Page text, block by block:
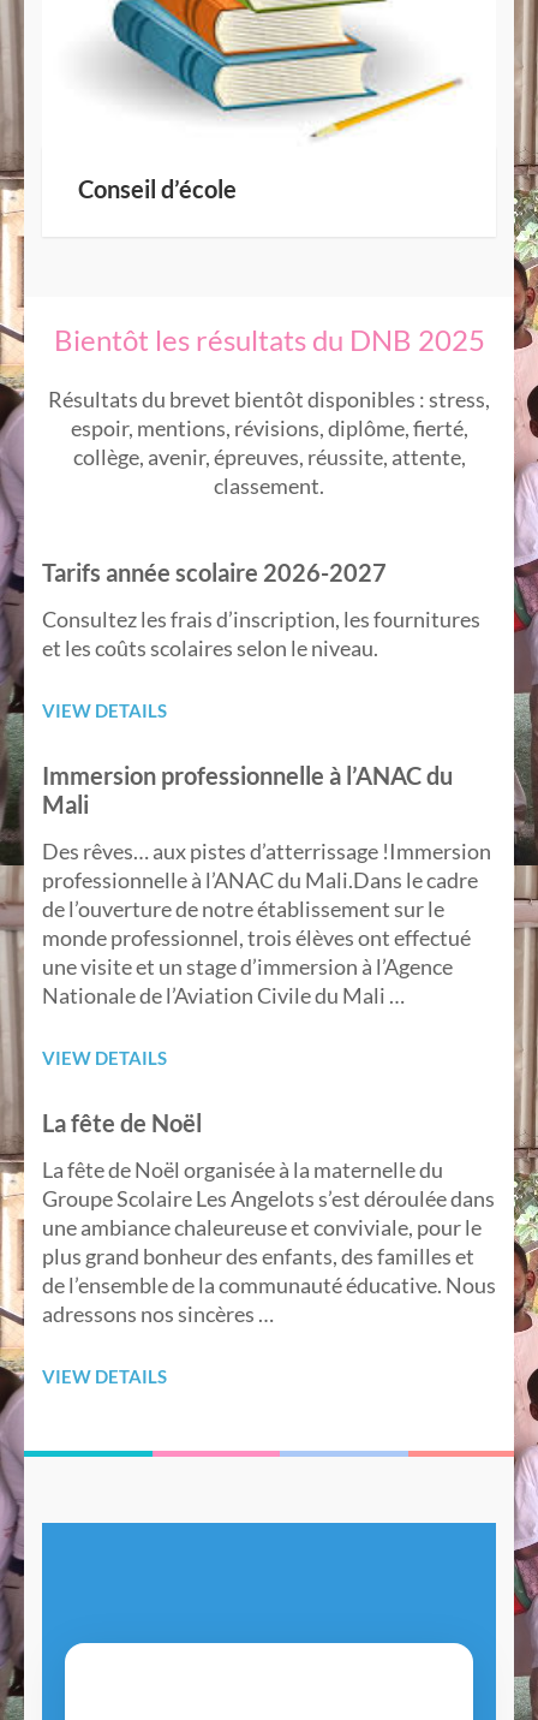
Conseil d’école
Bientôt les résultats du DNB 2025
Résultats du brevet bientôt disponibles : stress,
espoir, mentions, révisions, diplôme, fierté,
collège, avenir, épreuves, réussite, attente,
classement.
Tarifs année scolaire 2026-2027
Consultez les frais d’inscription, les fournitures
et les coûts scolaires selon le niveau.
VIEW DETAILS
Immersion professionnelle à l’ANAC du
Mali
Des rêves… aux pistes d’atterrissage !Immersion
professionnelle à l’ANAC du Mali.Dans le cadre
de l’ouverture de notre établissement sur le
monde professionnel, trois élèves ont effectué
une visite et un stage d’immersion à l’Agence
Nationale de l’Aviation Civile du Mali …
VIEW DETAILS
La fête de Noël
La fête de Noël organisée à la maternelle du
Groupe Scolaire Les Angelots s’est déroulée dans
une ambiance chaleureuse et conviviale, pour le
plus grand bonheur des enfants, des familles et
de l’ensemble de la communauté éducative. Nous
adressons nos sincères …
VIEW DETAILS